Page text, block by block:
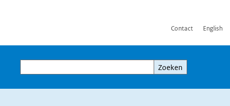
Contact English
Zoeken
Zoeken